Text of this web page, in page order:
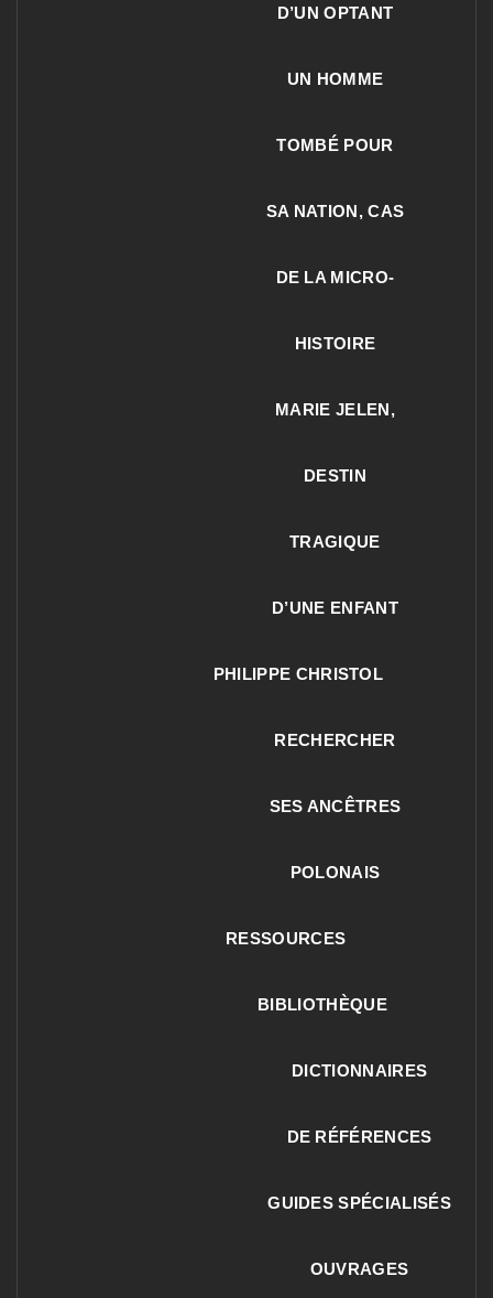
D’UN OPTANT
UN HOMME
TOMBÉ POUR
SA NATION, CAS
DE LA MICRO-
HISTOIRE
MARIE JELEN,
DESTIN
TRAGIQUE
D’UNE ENFANT
PHILIPPE CHRISTOL
RECHERCHER
SES ANCÊTRES
POLONAIS
RESSOURCES
BIBLIOTHÈQUE
DICTIONNAIRES
DE RÉFÉRENCES
GUIDES SPÉCIALISÉS
OUVRAGES